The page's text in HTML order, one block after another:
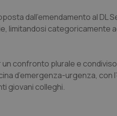
dall’emendamento al
limitandosi categoricamente
confronto plurale e
d’emergenza-urgenza, con
giovani colleghi.